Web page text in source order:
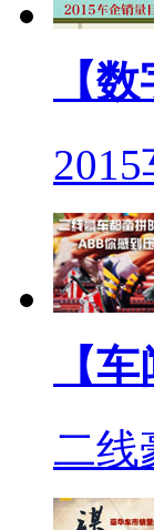
【
【
二